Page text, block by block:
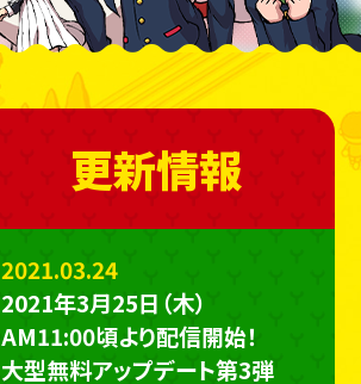
更新情報
2021.03.24
2021年3月25日（木）
AM11:00頃より配信開始！
大型無料アップデート第3弾